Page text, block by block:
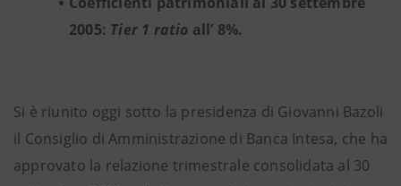
2005: Tier 1 ratio all’ 8%.
Si è riunito oggi sotto la presidenza di Giovanni Bazoli
il Consiglio di Amministrazione di Banca Intesa, che ha
approvato la relazione trimestrale consolidata al 30